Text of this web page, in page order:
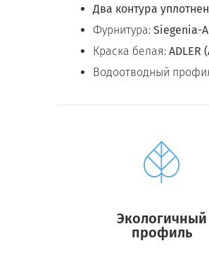
Два контура
Фурнитура: Siegenia-
Краска белая: ADLER
Водоотводный
Экологичный
профиль